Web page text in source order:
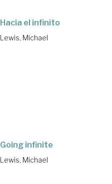
Hacia el infinito
Lewis, Michael
Going infinite
Lewis, Michael